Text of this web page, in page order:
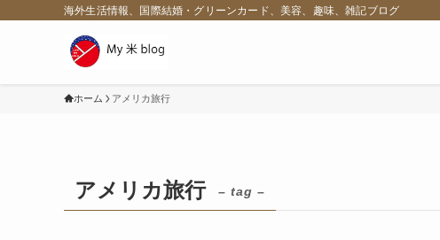
海外生活情報、国際結婚・グリーンカード、美容、趣味、雑記ブログ
ホーム アメリカ旅行
アメリカ旅行 – tag –